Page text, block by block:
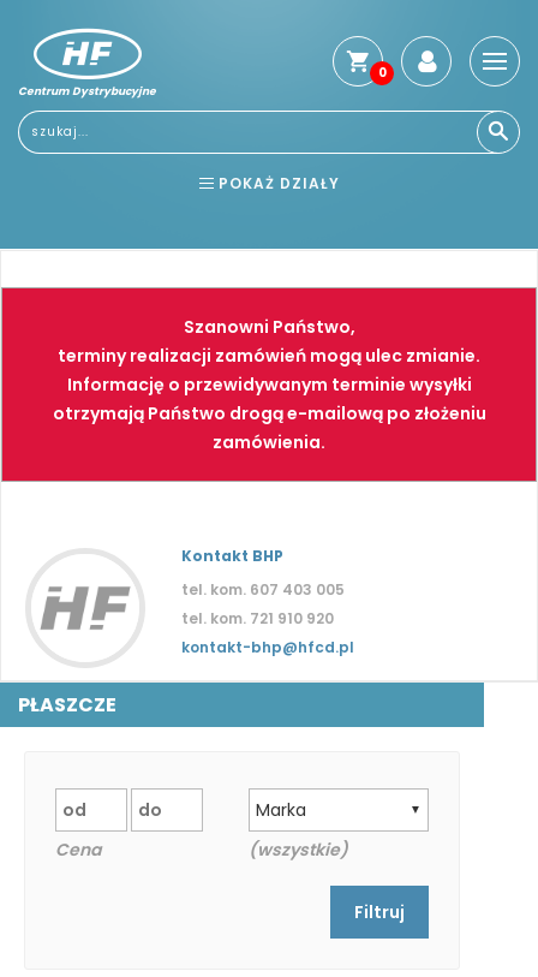
Centrum Dystrybucyjne
0
POKAŻ DZIAŁY
NARZĘDZIA SPAWALNICTWO
FARBY PNEUMATYKA
Szanowni Państwo,
terminy realizacji zamówień mogą ulec zmianie.
Informację o przewidywanym terminie wysyłki
otrzymają Państwo drogą e-mailową po złożeniu
zamówienia.
Kontakt BHP
tel. kom. 607 403 005
tel. kom. 721 910 920
kontakt-bhp@hfcd.pl
PŁASZCZE
Cena
▼
Marka
(wszystkie)